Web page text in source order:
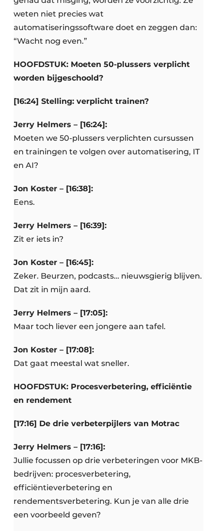
weten niet precies wat
automatiseringssoftware doet en zeggen dan:
“Wacht nog even.”
HOOFDSTUK: Moeten 50-plussers verplicht
worden bijgeschoold?
[16:24] Stelling: verplicht trainen?
Jerry Helmers – [16:24]:
Moeten we 50-plussers verplichten cursussen
en trainingen te volgen over automatisering, IT
en AI?
Jon Koster – [16:38]:
Eens.
Jerry Helmers – [16:39]:
Zit er iets in?
Jon Koster – [16:45]:
Zeker. Beurzen, podcasts… nieuwsgierig blijven.
Dat zit in mijn aard.
Jerry Helmers – [17:05]:
Maar toch liever een jongere aan tafel.
Jon Koster – [17:08]:
Dat gaat meestal wat sneller.
HOOFDSTUK: Procesverbetering, efficiëntie
en rendement
[17:16] De drie verbeterpijlers van Motrac
Jerry Helmers – [17:16]:
Jullie focussen op drie verbeteringen voor MKB-
bedrijven: procesverbetering,
efficiëntieverbetering en
rendementsverbetering. Kun je van alle drie
een voorbeeld geven?